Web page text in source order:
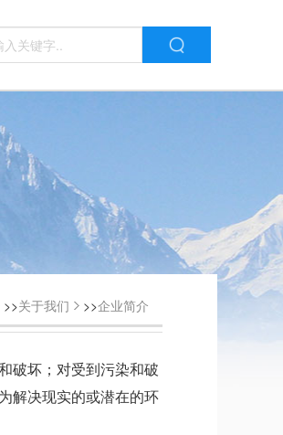
>>关于我们 >>企业简介
破坏；对受到污染和破
解决现实的或潜在的环